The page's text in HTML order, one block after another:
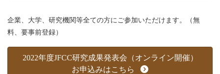
企業、大学、研究機関等全ての方にご参加いただけます。（無
料、要事前登録）
2022年度JFCC研究成果発表会（オンライン開催）
お申込みはこちら